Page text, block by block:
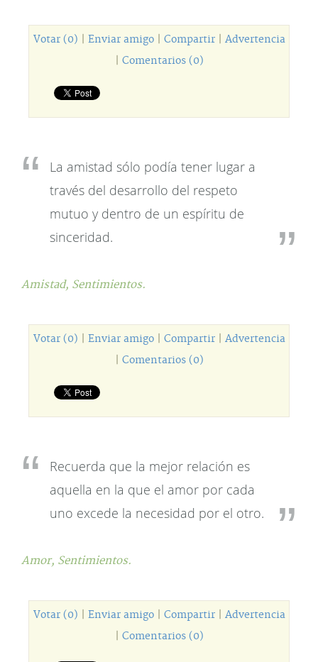
Votar (0) Enviar amigo| Compartir| Advertencia
Comentarios (0)
La amistad sólo podía tener lugar a
través del desarrollo del respeto
mutuo y dentro de un espíritu de
sinceridad.
Amistad, Sentimientos.
Votar (0) Enviar amigo| Compartir| Advertencia
Comentarios (0)
Recuerda que la mejor relación es
aquella en la que el amor por cada
uno excede la necesidad por el otro.
Amor, Sentimientos.
Votar (0) Enviar amigo| Compartir| Advertencia
Comentarios (0)